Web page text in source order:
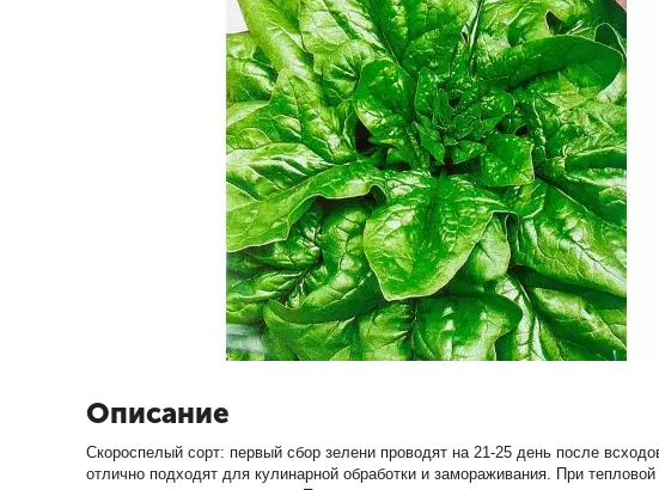
Описание
Скороспелый сорт: первый сбор зелени проводят на 21-25 день после
отлично подходят для кулинарной обработки и замораживания. При